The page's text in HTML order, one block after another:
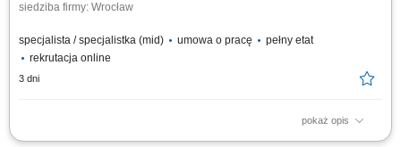
siedziba firmy: Wrocław
specjalista / specjalistka (mid) umowa o pracę
pełny etat
rekrutacja online
3 dni
pokaż opis
aktywne pozyskiwanie nowych klientów B2B i rozwijanie sieci partnerów